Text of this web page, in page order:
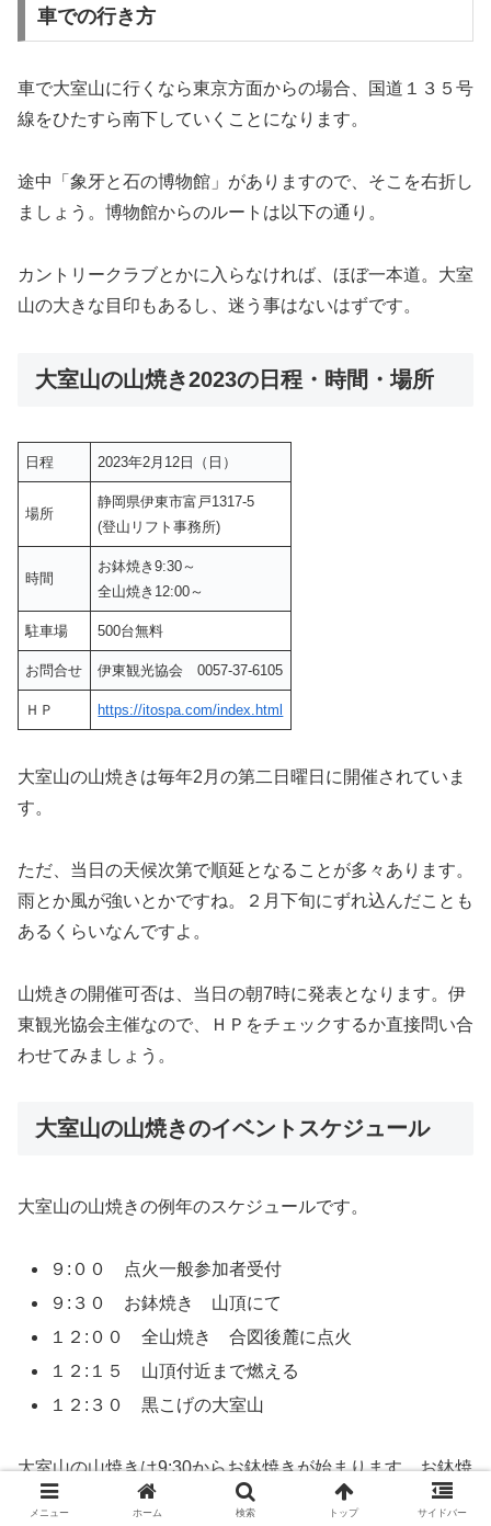
車での行き方
車で大室山に行くなら東京方面からの場合、国道１３５号
線をひたすら南下していくことになります。
途中「象牙と石の博物館」がありますので、そこを右折し
ましょう。博物館からのルートは以下の通り。
カントリークラブとかに入らなければ、ほぼ一本道。大室
山の大きな目印もあるし、迷う事はないはずです。
大室山の山焼き2023の日程・時間・場所
日程 2023年2月12日（日）
場所
静岡県伊東市富戸1317-5
(登山リフト事務所)
時間
お鉢焼き9:30～
全山焼き12:00～
駐車場 500台無料
お問合せ 伊東観光協会 0057-37-6105
ＨＰ https://itospa.com/index.html
大室山の山焼きは毎年2月の第二日曜日に開催されていま
す。
ただ、当日の天候次第で順延となることが多々あります。
雨とか風が強いとかですね。２月下旬にずれ込んだことも
あるくらいなんですよ。
山焼きの開催可否は、当日の朝7時に発表となります。伊
東観光協会主催なので、ＨＰをチェックするか直接問い合
わせてみましょう。
大室山の山焼きのイベントスケジュール
大室山の山焼きの例年のスケジュールです。
９:００ 点火一般参加者受付
９:３０ お鉢焼き 山頂にて
１２:００ 全山焼き 合図後麓に点火
１２:１５ 山頂付近まで燃える
１２:３０ 黒こげの大室山
大室山の山焼きは9:30からお鉢焼きが始まります。お鉢焼
きはリフトに乗っていけば頂上で見ることができますよ。
メニュー ホーム 検索 トップ サイドバー